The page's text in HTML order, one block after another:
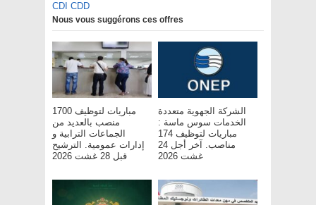
CDI CDD
Nous vous suggérons ces offres
مباريات لتوظيف 1700
منصب بالعديد من
الجماعات الترابية و
إدارات عمومية. الترشيح
قبل 28 غشت 2026
الشركة الجهوية متعددة
الخدمات سوس ماسة :
مباريات لتوظيف 174
مناصب. آخر أجل 24
غشت 2026